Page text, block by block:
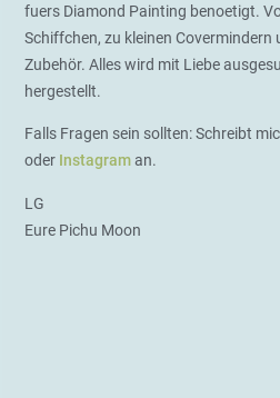
fuers Diamond Painting benoetigt.
Schiffchen, zu kleinen Covermindern
Zubehör. Alles wird mit Liebe
hergestellt.
Falls Fragen sein sollten: Schreibt
oder Instagraman.
LG
Eure Pichu Moon